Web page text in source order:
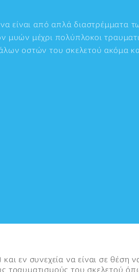
να είναι από απλά διαστρέμματα
μυών μέχρι πολύπλοκοι
οστών του σκελετού ακόμα